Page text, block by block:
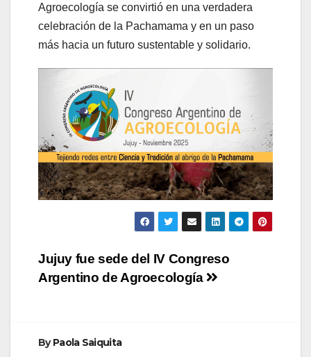
Agroecología se convirtió en una verdadera
celebración de la Pachamama y en un paso
más hacia un futuro sustentable y solidario.
Navegación
de
Jujuy fue sede del IV Congreso
Argentino de Agroecología
ByPaola Saiquita